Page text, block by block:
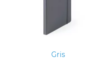
Gris